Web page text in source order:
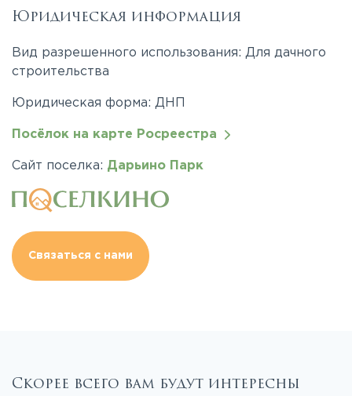
Юридическая информация
Вид разрешенного использования: Для дачного
строительства
Юридическая форма: ДНП
Посёлок на карте Росреестра
Сайт поселка: Дарьино Парк
Связаться с нами
Скорее всего вам будут интересны